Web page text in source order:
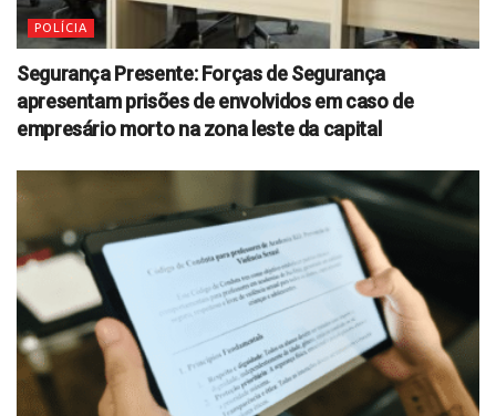
POLÍCIA
Segurança Presente: Forças de Segurança
apresentam prisões de envolvidos em caso de
empresário morto na zona leste da capital